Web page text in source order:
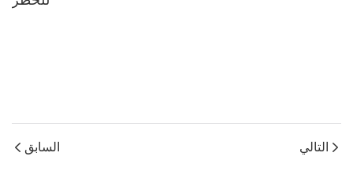
السابق التالي